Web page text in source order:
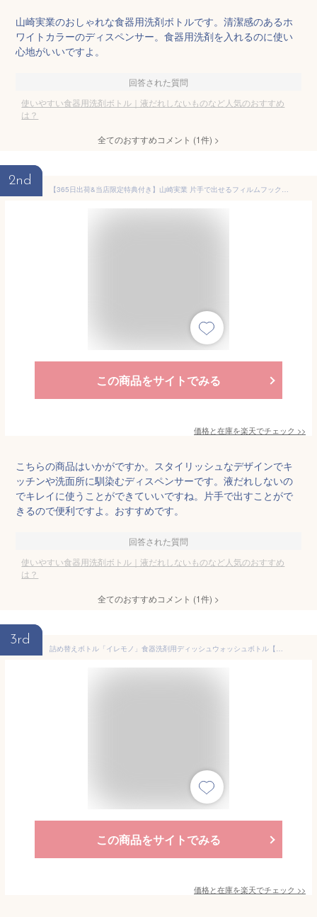
山崎実業のおしゃれな食器用洗剤ボトルです。清潔感のあるホ
ワイトカラーのディスペンサー。食器用洗剤を入れるのに使い
心地がいいですよ。
回答された質問
使いやすい食器用洗剤ボトル｜液だれしないものなど人気のおすすめ
は？
全てのおすすめコメント (1件) >
2nd
【365日出荷&当店限定特典付き】山崎実業 片手で出せるフィルムフックディスペンサー タワー tower 公式 浮かせる ディスペンサー 詰替えボトル 押すだけ 食器用洗剤 化粧水 消毒液 アルコール ホワイト ブラック 5590 5591
この商品をサイトでみる
価格と在庫を楽天でチェック >>
こちらの商品はいかがですか。スタイリッシュなデザインでキ
ッチンや洗面所に馴染むディスペンサーです。液だれしないの
でキレイに使うことができていいですね。片手で出すことがで
きるので便利ですよ。おすすめです。
回答された質問
使いやすい食器用洗剤ボトル｜液だれしないものなど人気のおすすめ
は？
全てのおすすめコメント (1件) >
3rd
詰め替えボトル「イレモノ」食器洗剤用ディッシュウォッシュボトル【食器用洗剤 ボトル 洗剤 キッチン ソープディスペンサー プラスチック コロネット つめかえ エコ サニタリー 食器 洗剤ボトル】
この商品をサイトでみる
価格と在庫を楽天でチェック >>